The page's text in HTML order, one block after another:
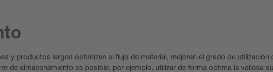
y productos largos optimizan el flujo de material, mejoran el grado de utilización
de almacenamiento es posible, por ejemplo, utilizar de forma óptima la valiosa